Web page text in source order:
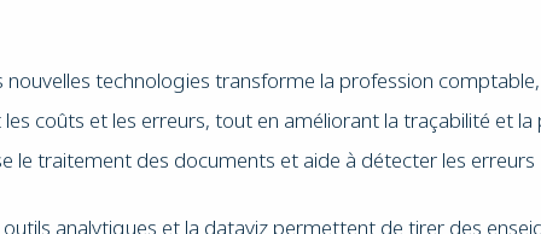
nouvelles technologies transforme la profession
coûts et les erreurs, tout en améliorant la traçabilité et
le traitement des documents et aide à détecter les
analytiques et la dataviz permettent de tirer des